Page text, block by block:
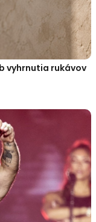
vyhrnutia rukávov